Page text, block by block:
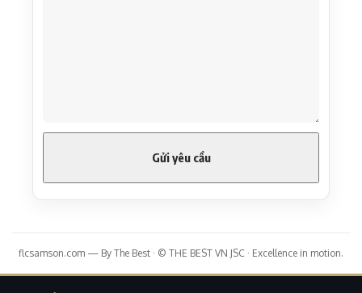
flcsamson.com — By The Best · © THE BEST VN JSC · Excellence in motion.